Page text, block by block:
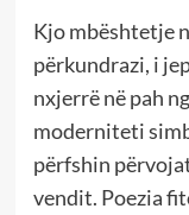
Kjo mbështetje
përkundrazi, i
nxjerrë në pah
moderniteti
përfshin
vendit. Poezia